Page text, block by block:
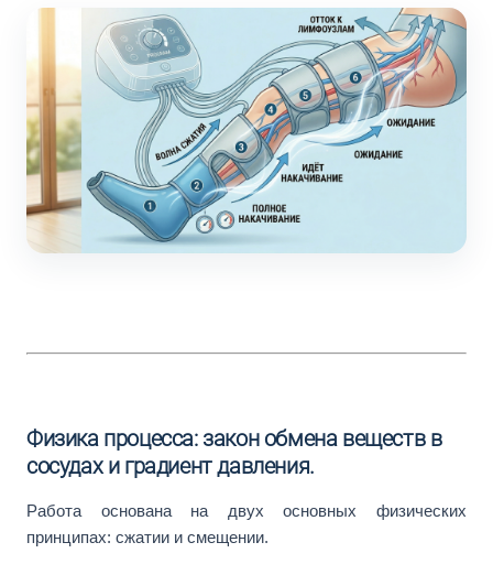
Физика процесса: закон обмена веществ в
сосудах и градиент давления.
Работа основана на двух основных физических
принципах: сжатии и смещении.